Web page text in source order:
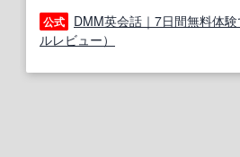
公式
DMM英会話｜7日間無料体
ルレビュー）